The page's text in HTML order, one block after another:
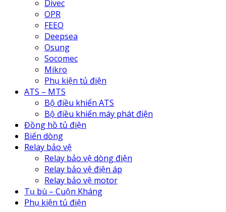
Divec
OPR
FEEO
Deepsea
Osung
Socomec
Mikro
Phụ kiện tủ điện
ATS – MTS
Bộ điều khiển ATS
Bộ điều khiển máy phát điện
Đồng hồ tủ điện
Biến dòng
Relay bảo vệ
Relay bảo vệ dòng điện
Relay bảo vệ điện áp
Relay bảo vệ motor
Tụ bù – Cuộn Kháng
Phụ kiện tủ điện